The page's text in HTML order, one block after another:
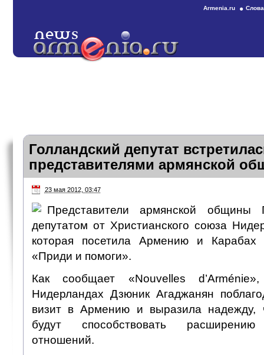
Armenia.ru
Голландский депутат
представителями армянской
23 мая 2012, 03:47
Представители армянской общины
депутатом от Христианского союза
которая посетила Армению и
«Приди и помоги».
Как сообщает «Nouvelles
Нидерландах Дзюник Агаджанян
визит в Армению и выразила надежду,
будут способствовать расширению
отношений.